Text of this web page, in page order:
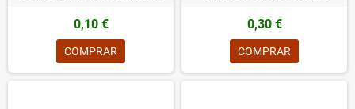
0,10 €
COMPRAR
0,30 €
COMPRAR